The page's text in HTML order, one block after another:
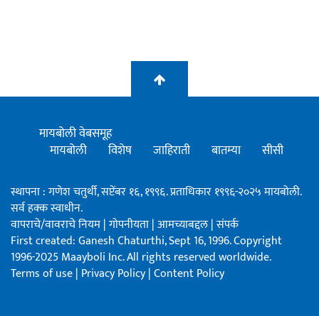
मायबोली वेबसमूह
मायबोली
विशेष जाहिराती बातम्या सीसी
स्थापना : गणेश चतुर्थी, सप्टेंबर १६, १९९६. प्रताधिकार १९९६-२०२५ मायबोली.
सर्व हक्क स्वाधीन.
वापराचे/वावराचे नियम|गोपनीयता|आमच्याबद्दल|संपर्क
First created: Ganesh Chaturthi, Sept 16, 1996. Copyright
1996-2025 Maayboli Inc. All rights reserved worldwide.
Terms of use| Privacy Policy|Content Policy